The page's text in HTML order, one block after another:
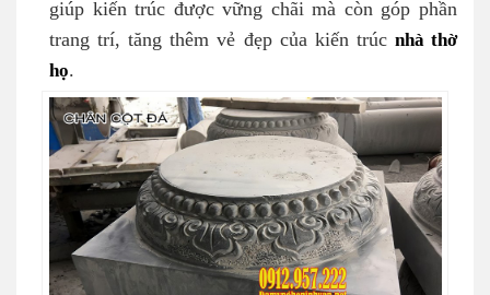
giúp kiến trúc được vững chãi mà còn góp phần
trang trí, tăng thêm vẻ đẹp của kiến trúc nhà thờ
họ.